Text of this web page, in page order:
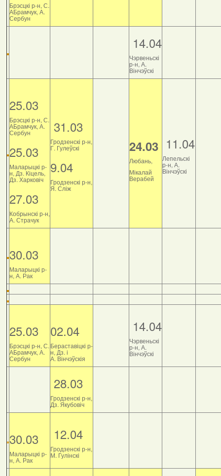
Брэсцкі р-н, С.
АБрамчук, А.
Сербун
14.04
Чэрвеньскі
р-н, А.
Вінчэўскі
25.03
Брэсцкі р-н, С.
АБрамчук, А.
Сербун
25.03
Маларыцкі р-
н, Дз. Кіцель,
Дз. Харковіч
27.03
Кобрынскі р-н,
А. Страчук
31.03
Гродзенскі р-н,
Г. Гулеўскі
9.04
Гродзенскі р-н,
Я. Сліж
24.03
Любань,
Мікалай
Верабей
11.04
Лепельскі
р-н, А.
Вінчэўскі
30.03
Маларыцкі р-
н, А. Рак
25.03
Брэсцкі р-н, С.
АБрамчук, А.
Сербун
02.04
Бераставіцкі р-
н, Дз. і
А. Вінчэўскія
14.04
Чэрвеньскі
р-н, А.
Вінчэўскі
28.03
Гродзенскі р-н,
Дз. Якубовіч
30.03
Маларыцкі р-
н, А. Рак
12.04
Гродзенскі р-н,
М. Гулінскі